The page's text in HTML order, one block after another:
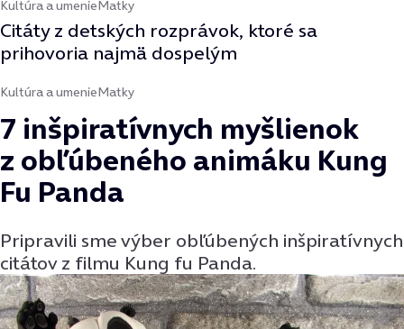
Kultúra a umenieMatky
Citáty z detských rozprávok, ktoré sa
prihovoria najmä dospelým
Kultúra a umenieMatky
7 inšpiratívnych myšlienok
z obľúbeného animáku Kung
Fu Panda
Pripravili sme výber obľúbených inšpiratívnych
citátov z filmu Kung fu Panda.